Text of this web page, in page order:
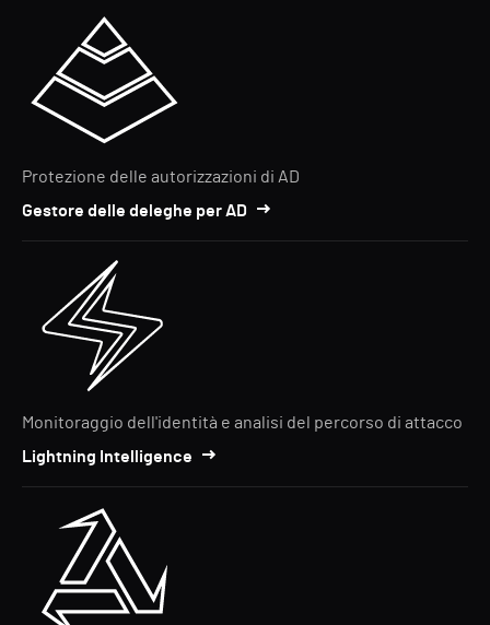
Protezione delle autorizzazioni di AD
Gestore delle deleghe per AD
Monitoraggio dell'identità e analisi del percorso di attacco
Lightning Intelligence